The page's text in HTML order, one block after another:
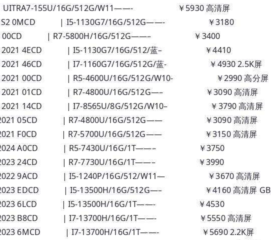
155U/16G/512G/W11——- ￥5930 高清屏
0MCD | I5-1130G7/16G/512G——- ￥3180
00CD | R7-5800H/16G/512G——– ￥3400
2021 4ECD | I5-1130G7/16G/512/蓝– ￥4410
2021 46CD | I7-1160G7/16G/512G/蓝- ￥4930 2.5K屏
00CD | R5-4600U/16G/512G/W10- ￥2990 高分屏
2021 01CD | R7-4800U/16G/512G—– ￥3090 高清屏
2021 14CD | I7-8565U/8G/512G/W10– ￥3790 高清屏
05CD | R7-4800U/16G/512G—— ￥3090 高清屏
F0CD | R7-5700U/16G/512G—— ￥3150 高清屏
2024 A0CD | R5-7430U/16G/1T——– ￥3750
2023 24CD | R7-7730U/16G/1T——– ￥3990
9ACD | I5-1240P/16G/512/W11— ￥3670 高清屏
EDCD | I5-13500H/16G/512G—– ￥4160 高清屏 GB
2023 6LCD | I5-13500H/16G/1T——- ￥4530
B8CD | I7-13700H/16G/1T——- ￥5550 高清屏
6MCD | I7-13700H/16G/1T——- ￥5690 2.2K屏